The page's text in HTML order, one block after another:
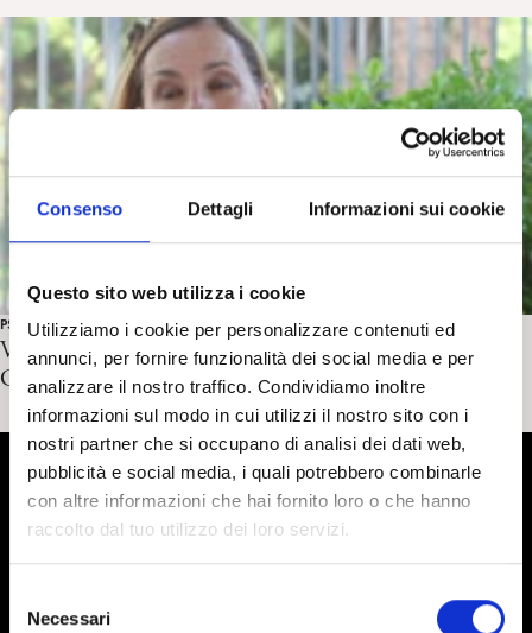
Consenso Dettagli Informazioni sui cookie
Questo sito web utilizza i cookie
Utilizziamo i cookie per personalizzare contenuti ed
annunci, per fornire funzionalità dei social media e per
analizzare il nostro traffico. Condividiamo inoltre
informazioni sul modo in cui utilizzi il nostro sito con i
nostri partner che si occupano di analisi dei dati web,
pubblicità e social media, i quali potrebbero combinarle
con altre informazioni che hai fornito loro o che hanno
raccolto dal tuo utilizzo dei loro servizi.
Necessari
PSICOANALISI E ALTRI SAPERI
Video-intervista: ‘Più sole dentro le nuvole.
Conversazione con Nicky Nicolai’